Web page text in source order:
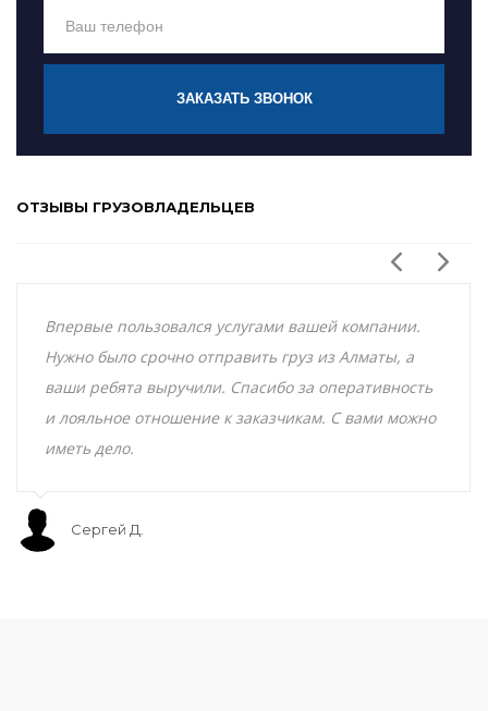
ЗАКАЗАТЬ ЗВОНОК
ОТЗЫВЫ ГРУЗОВЛАДЕЛЬЦЕВ
Впервые пользовался услугами вашей компании.
Нужно было срочно отправить груз из Алматы, а
ваши ребята выручили. Спасибо за оперативность
и лояльное отношение к заказчикам. С вами можно
иметь дело.
Сергей Д.